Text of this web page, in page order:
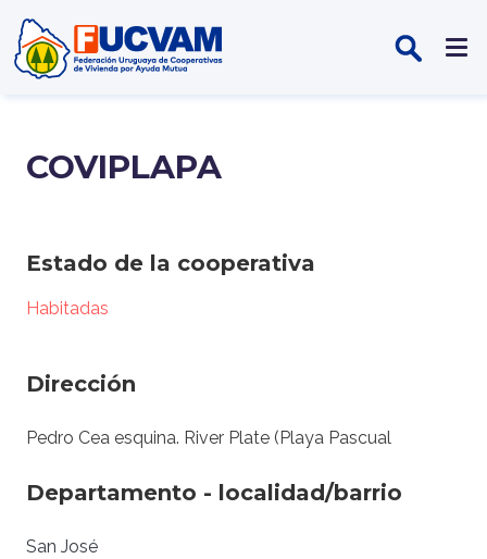
COVIPLAPA
Estado de la cooperativa
Habitadas
Dirección
Pedro Cea esquina. River Plate (Playa Pascual
Departamento - localidad/barrio
San José